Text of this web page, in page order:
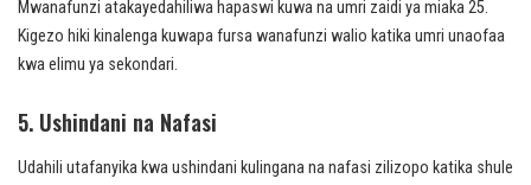
Mwanafunzi atakayedahiliwa hapaswi kuwa na umri zaidi ya miaka 25.
Kigezo hiki kinalenga kuwapa fursa wanafunzi walio katika umri unaofaa
kwa elimu ya sekondari.
5. Ushindani na Nafasi
Udahili utafanyika kwa ushindani kulingana na nafasi zilizopo katika shule